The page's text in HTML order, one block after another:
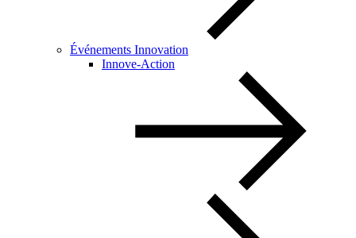
Événements Innovation
Innove-Action